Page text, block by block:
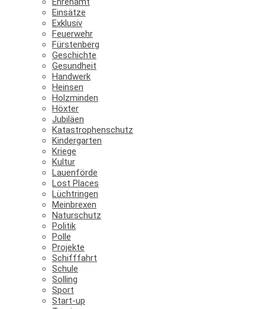
Einsätze
Exklusiv
Feuerwehr
Fürstenberg
Geschichte
Gesundheit
Handwerk
Heinsen
Holzminden
Höxter
Jubiläen
Katastrophenschutz
Kindergarten
Kriege
Kultur
Lauenförde
Lost Places
Lüchtringen
Meinbrexen
Naturschutz
Politik
Polle
Projekte
Schifffahrt
Schule
Solling
Sport
Start-up